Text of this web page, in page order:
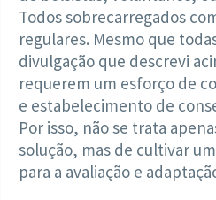
Todos sobrecarregados
regulares. Mesmo que
divulgação que descrevi
requerem um esforço de
e estabelecimento de
Por isso, não se trata
solução, mas de cultivar
para a avaliação e